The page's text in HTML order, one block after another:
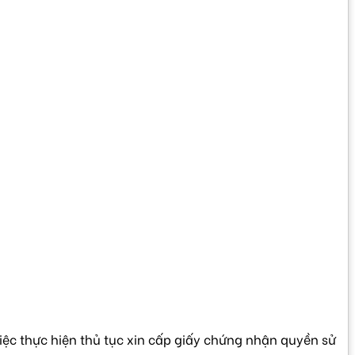
thực hiện thủ tục xin cấp giấy chứng nhận quyền sử